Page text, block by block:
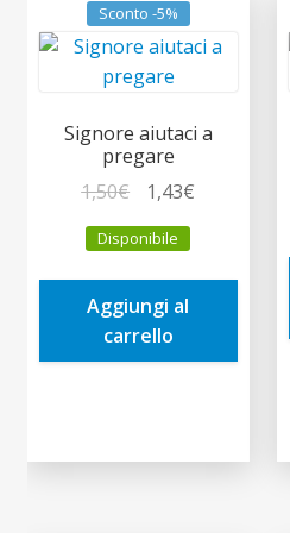
Sconto -5%
Signore aiutaci a
pregare
1,50€
prezzo
originale
era:
1,50€.
1,43€
è:
Disponibile
Aggiungi al
carrello